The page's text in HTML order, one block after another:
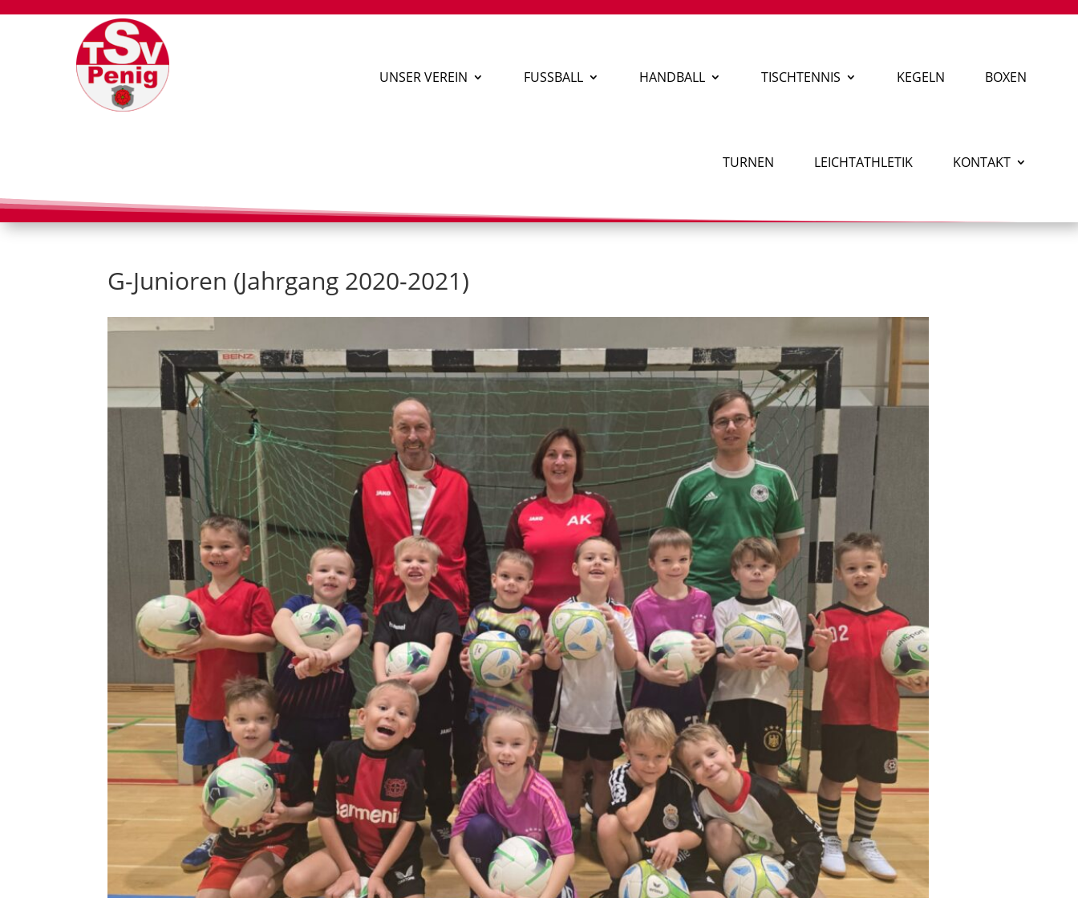
UNSER VEREIN FUSSBALL HANDBALL TISCHTENNIS KEGELN BOXEN
TURNEN LEICHTATHLETIK KONTAKT
G-Junioren (Jahrgang 2020-2021)